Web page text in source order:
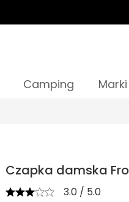
Camping Marki
Czapka damska
3.0 / 5.0